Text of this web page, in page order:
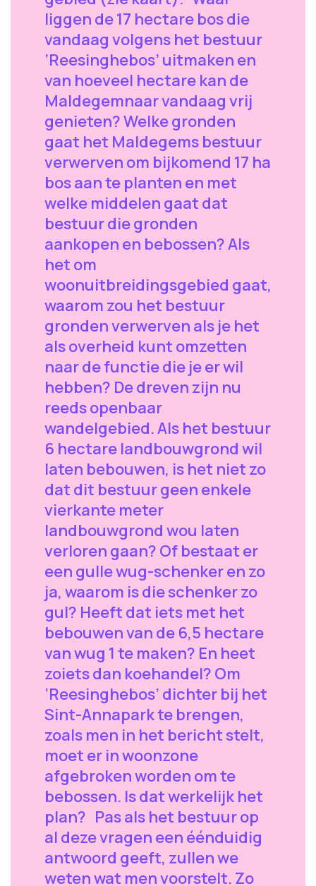
liggen de 17 hectare bos die
vandaag volgens het bestuur
‘Reesinghebos’ uitmaken en
van hoeveel hectare kan de
Maldegemnaar vandaag vrij
genieten? Welke gronden
gaat het Maldegems bestuur
verwerven om bijkomend 17 ha
bos aan te planten en met
welke middelen gaat dat
bestuur die gronden
aankopen en bebossen? Als
het om
woonuitbreidingsgebied gaat,
waarom zou het bestuur
gronden verwerven als je het
als overheid kunt omzetten
naar de functie die je er wil
hebben? De dreven zijn nu
reeds openbaar
wandelgebied. Als het bestuur
6 hectare landbouwgrond wil
laten bebouwen, is het niet zo
dat dit bestuur geen enkele
vierkante meter
landbouwgrond wou laten
verloren gaan? Of bestaat er
een gulle wug-schenker en zo
ja, waarom is die schenker zo
gul? Heeft dat iets met het
bebouwen van de 6,5 hectare
van wug 1 te maken? En heet
zoiets dan koehandel? Om
‘Reesinghebos’ dichter bij het
Sint-Annapark te brengen,
zoals men in het bericht stelt,
moet er in woonzone
afgebroken worden om te
bebossen. Is dat werkelijk het
plan? Pas als het bestuur op
al deze vragen een éénduidig
antwoord geeft, zullen we
weten wat men voorstelt. Zo